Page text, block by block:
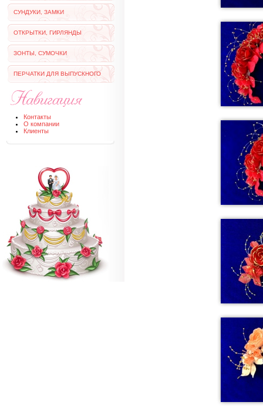
СУНДУКИ, ЗАМКИ
ОТКРЫТКИ, ГИРЛЯНДЫ
ЗОНТЫ, СУМОЧКИ
ПЕРЧАТКИ ДЛЯ ВЫПУСКНОГО
Контакты
О компании
Клиенты